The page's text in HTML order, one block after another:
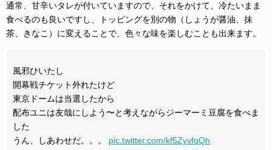
通常、甘辛いタレが付いていますので、それをかけて、冷たいまま
食べるのも良いですし、トッピングを別の物（しょうが醤油、抹
茶、きなこ）に変えることで、色々な味を楽しむことも出来ます。
風邪ひいたし
開幕戦チケット外れたけど
東京ドームは当選したから
配布ユニは友哉にしよう〜と考えながらジーマーミ豆腐を食べま
した
うん、しあわせだ。。。 pic.twitter.com/kf5ZyvfqQh